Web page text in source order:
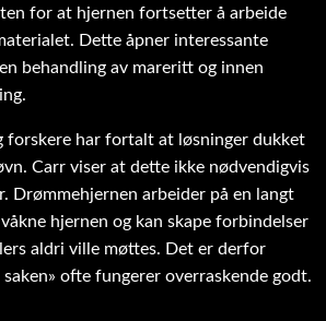
for at hjernen fortsetter å arbeide
Dette åpner interessante
behandling av mareritt og innen
forskere har fortalt at løsninger dukket
Carr viser at dette ikke nødvendigvis
Drømmehjernen arbeider på en langt
hjernen og kan skape forbindelser
aldri ville møttes. Det er derfor
ofte fungerer overraskende godt.